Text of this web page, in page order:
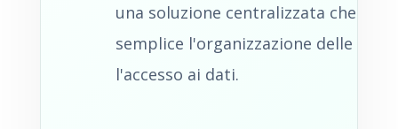
una soluzione centralizzata che
semplice l'organizzazione delle
l'accesso ai dati.